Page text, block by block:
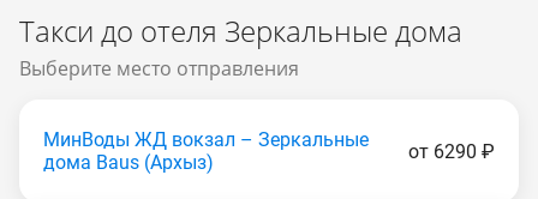
Такси до отеля Зеркальные дома
Выберите место отправления
МинВоды ЖД вокзал – Зеркальные
дома Baus (Apxыз)
от 6290 ₽